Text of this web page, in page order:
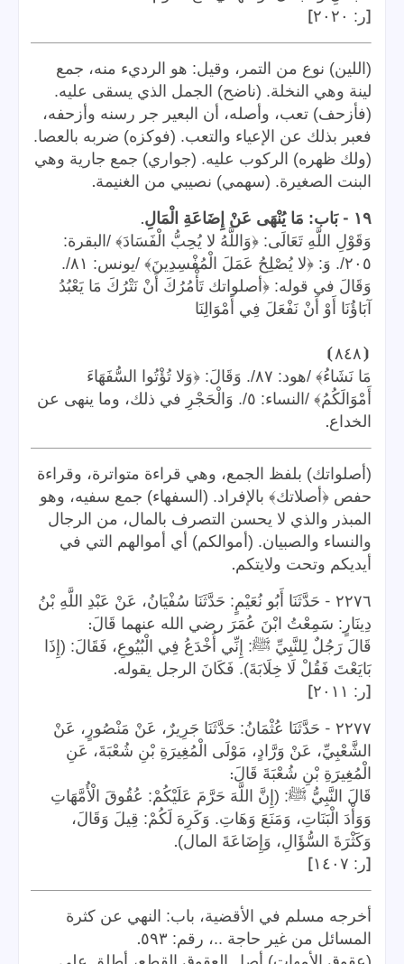
[ر: ٢٠٢٠ ]
(اللين) نوع من التمر، وقيل: هو الرديء منه، جمع
لينة وهي النخلة. (ناضح) الجمل الذي يسقى عليه.
(فأزحف) تعب، وأصله، أن البعير جر رسنه وأزحفه،
فعبر بذلك عن الإعياء والتعب. (فوكزه) ضربه بالعصا.
(ولك ظهره) الركوب عليه. (جواري) جمع جارية وهي
البنت الصغيرة. (سهمي) نصيبي من الغنيمة.
١٩ -بَاب: مَا يُنْهَى عَنْ إِضَاعَةِ الْمَالِ.
وَقَوْلِ اللَّهِ تَعَالَى: ﴿وَاللَّهُ لا يُحِبُّ الْفَسَادَ﴾ /البقرة:
٢٠٥/. وَ: ﴿لا يُصْلِحُ عَمَلَ الْمُفْسِدِينَ﴾ /يونس: ٨١/.
وَقَالَ في قوله: ﴿أصلواتك تَأْمُرُكَ أَنْ نَتْرُكَ مَا يَعْبُدُ
آبَاؤُنَا أَوْ أَنْ نَفْعَلَ فِي أَمْوَالِنَا
⦗٨٤٨⦘
مَا نَشَاءُ﴾ /هود: ٨٧/. وَقَالَ: ﴿وَلا تُؤْتُوا السُّفَهَاءَ
أَمْوَالَكُمُ﴾ /النساء: ٥/. وَالْحَجْرِ في ذلك، وما ينهى عن
الخداع.
(أصلواتك) بلفظ الجمع، وهي قراءة متواترة، وقراءة
حفص ﴿أصلاتك﴾ بالإفراد. (السفهاء) جمع سفيه، وهو
المبذر والذي لا يحسن التصرف بالمال، من الرجال
والنساء والصبيان. (أموالكم) أي أموالهم التي في
أيديكم وتحت ولايتكم.
٢٢٧٦ - حَدَّثَنَا أَبُو نُعَيْمٍ: حَدَّثَنَا سُفْيَانُ، عَنْ عَبْدِ اللَّهِ بْنُ
دِينَارٍ: سَمِعْتُ ابْنَ عُمَرَ رضي الله عنهما قَالَ:
قَالَ رَجُلٌ لِلنَّبِيِّ ﷺ: إِنِّي أُخْدَعُ فِي الْبُيُوعِ، فَقَالَ: (إِذَا
بَايَعْتَ فَقُلْ لَا خِلَابَةَ). فَكَانَ الرجل يقوله.
[ر: ٢٠١١ ]
٢٢٧٧ - حَدَّثَنَا عُثْمَانُ: حَدَّثَنَا جَرِيرٌ، عَنْ مَنْصُورٍ، عَنْ
الشَّعْبِيِّ، عَنْ وَرَّادٍ، مَوْلَى الْمُغِيرَةِ بْنِ شُعْبَةَ، عَنِ
الْمُغِيرَةِ بْنِ شُعْبَةَ قَالَ:
قَالَ النَّبِيُّ ﷺ: (إِنَّ اللَّهَ حَرَّمَ عَلَيْكُمْ: عُقُوقَ الْأُمَّهَاتِ
وَوَأْدَ الْبَنَاتِ، وَمَنَعَ وَهَاتِ. وَكَرِهَ لَكُمْ: قِيلَ وَقَالَ،
وَكَثْرَةَ السُّؤَالِ، وَإِضَاعَةَ المال).
[ر: ١٤٠٧ ]
أخرجه مسلم في الأقضية، باب: النهي عن كثرة
المسائل من غير حاجة ..، رقم: ٥٩٣
.